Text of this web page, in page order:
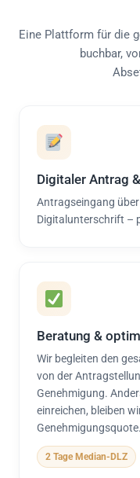
Eine Plattform für die
buchbar,
Digitaler Antrag
Antragseingang über
Digitalunterschrift –
Beratung &
Wir begleiten den
von der
Genehmigung.
einreichen, bleiben
Genehmigungsquote.
2 Tage Median-DLZ